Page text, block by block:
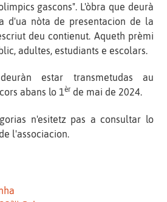
gascons". L'òbra que deurà
d'ua nòta de presentacion de la
deu contienut. Aqueth prèmi
adultes, estudiants e escolars.
estar transmetudas au
abans lo 1èr de mai de 2024.
n'esitetz pas a consultar lo
l'associacion.